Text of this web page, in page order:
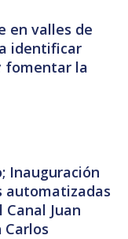
en valles de
identificar
fomentar la
Inauguración
automatizadas
Juan
Carlos